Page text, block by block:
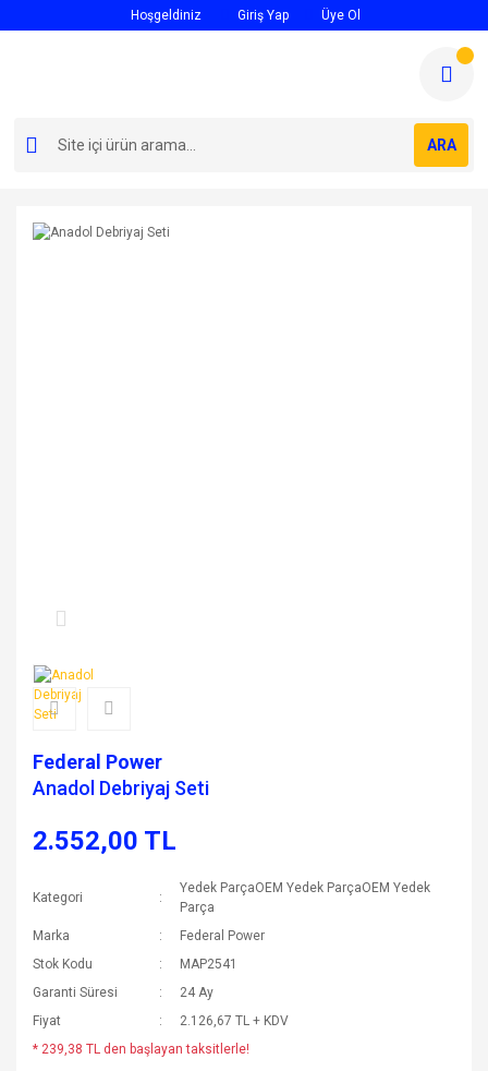
Hoşgeldiniz Giriş Yap Üye Ol
ARA
Federal Power
Anadol Debriyaj Seti
2.552,00 TL
Kategori
Yedek ParçaOEM Yedek ParçaOEM Yedek
Parça
Marka
Federal Power
Stok Kodu
MAP2541
Garanti Süresi
24 Ay
Fiyat
2.126,67 TL + KDV
* 239,38 TL den başlayan taksitlerle!